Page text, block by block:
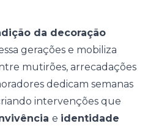
da decoração
gerações e mobiliza
mutirões, arrecadações
dedicam semanas
intervenções que
e identidade